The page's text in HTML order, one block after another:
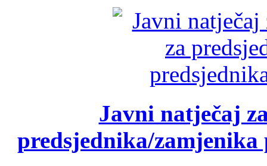
Javni natječaj
predsjednika/